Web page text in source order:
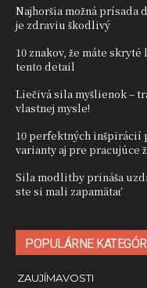
Najhoršia možná prísada
je zdraviu škodlivý
10 znakov, že máte
tento detail
Liečivá sila myšlienok –
vlastnej mysle!
10 perfektných inšpirácií
varianty aj pre pracujúce
Sila modlitby prináša
ste si mali zapamätať
POPULÁRNE
ZAUJÍMAVOSTI